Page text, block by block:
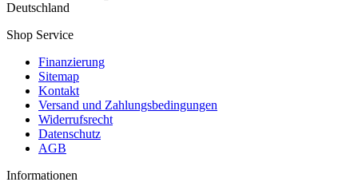
Deutschland
Shop Service
Finanzierung
Sitemap
Kontakt
Versand und Zahlungsbedingungen
Widerrufsrecht
Datenschutz
AGB
Informationen